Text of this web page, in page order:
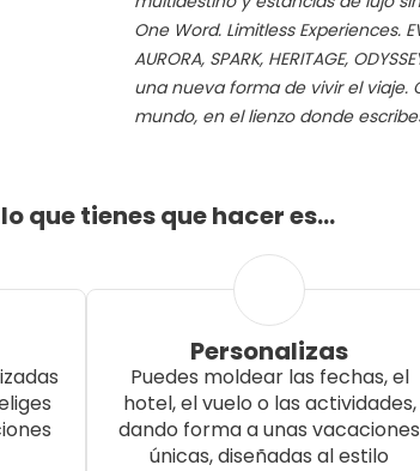
One Word. Limitless Experiences.
AURORA, SPARK, HERITAGE,
una nueva forma de vivir el viaje.
mundo, en el lienzo donde
que tienes que hacer es…
Personalizas
Puedes moldear las fechas, el
hotel, el vuelo o las actividades,
dando forma a unas vacaciones
únicas, diseñadas al estilo